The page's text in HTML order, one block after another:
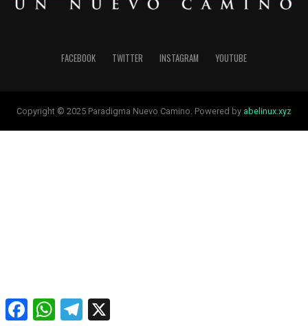
FACEBOOK TWITTER INSTAGRAM YOUTUBE
Copyright © 2025 Paradigma Nuevo Camino. Powered by abelinux.xyz
FacebookWhatsAppTelegram